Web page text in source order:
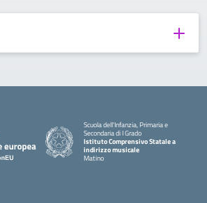
Scuola dell'Infanzia, Primaria e
Secondaria di I Grado
Istituto Comprensivo Statale a
indirizzo musicale
Matino